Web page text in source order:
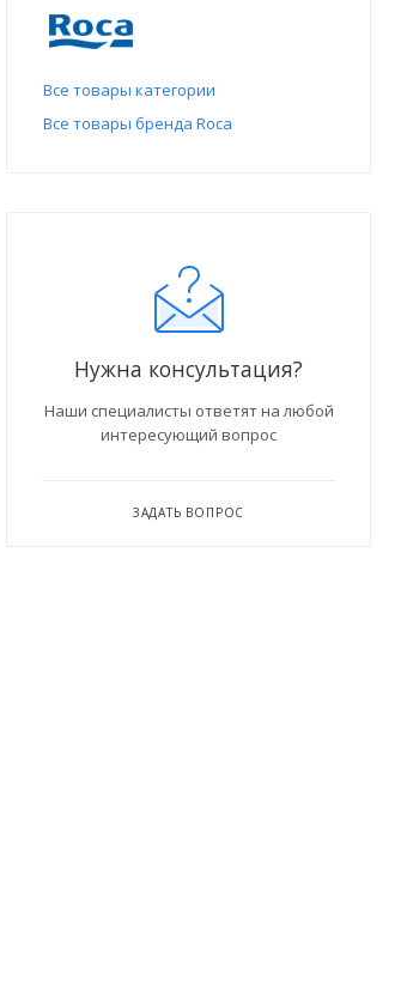
Все товары категории
Все товары бренда Roca
Нужна консультация?
Наши специалисты ответят на любой
интересующий вопрос
ЗАДАТЬ ВОПРОС